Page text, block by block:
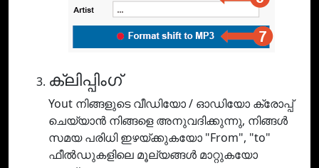
ക്ലിപ്പിംഗ്
Yout നിങ്ങളുടെ വീഡിയോ / ഓഡിയോ ക്രോപ്പ്
ചെയ്യാൻ നിങ്ങളെ അനുവദിക്കുന്നു, നിങ്ങൾ
സമയ പരിധി ഇഴയ്ക്കുകയോ "From", "to"
ഫീൽഡുകളിലെ മൂല്യങ്ങൾ മാറ്റുകയോ